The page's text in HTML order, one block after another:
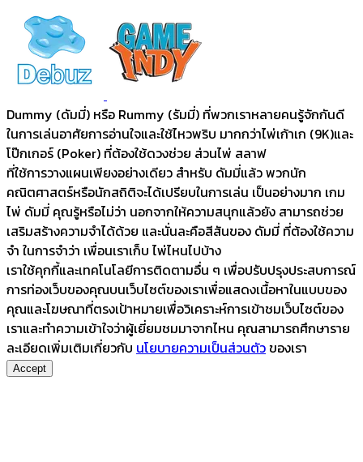
Dummy (ดัมมี่) หรือ Rummy (รัมมี่) ที่พวกเราหลายคนรู้จักกันดี
ในการเล่นอาศัยการอ่านใจและใช้ไหวพริบ มากกว่าไพ่เก้าเก (9K)และ
โป๊กเกอร์ (Poker) ที่ต้องใช้ดวงช่วย ส่วนไพ่ สลาฟ
ที่ใช้การวางแผนเพียงอย่างเดียว สำหรับ ดัมมี่แล้ว พวกนัก
คณิตศาสตร์หรือนักสถิติจะได้เปรียบในการเล่น เป็นอย่างมาก เกม
ไพ่ ดัมมี่ คุณรู้หรือไม่ว่า นอกจากให้ความสนุกแล้วยัง สามารถช่วย
เสริมสร้างความจำได้ด้วย และนั่นละคือสีสันของ ดัมมี่ ที่ต้องใช้ความ
จำ ในการจำว่า เพื่อนเราเก็บ ไพ่ไหนไปบ้าง
เราใช้คุกกี้และเทคโนโลยีการติดตามอื่น ๆ เพื่อปรับปรุงประสบการณ์
การท่องเว็บของคุณบนเว็บไซต์ของเราเพื่อแสดงเนื้อหาในแบบของ
คุณและโฆษณาที่ตรงเป้าหมายเพื่อวิเคราะห์การเข้าชมเว็บไซต์ของ
เราและทำความเข้าใจว่าผู้เยี่ยมชมมาจากไหน คุณสามารถศึกษาราย
ละเอียดเพิ่มเติมเกี่ยวกับ นโยบายความเป็นส่วนตัวของเรา
Accept